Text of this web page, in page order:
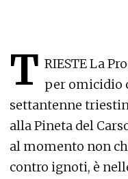
T RIESTE La
per omicidio
settantenne
alla Pineta del
al momento non
contro ignoti, è